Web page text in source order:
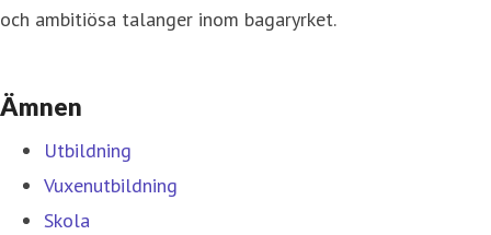
och ambitiösa talanger inom bagaryrket.
Ämnen
Utbildning
Vuxenutbildning
Skola